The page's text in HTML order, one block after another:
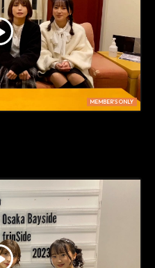
MEMBER'S ONLY